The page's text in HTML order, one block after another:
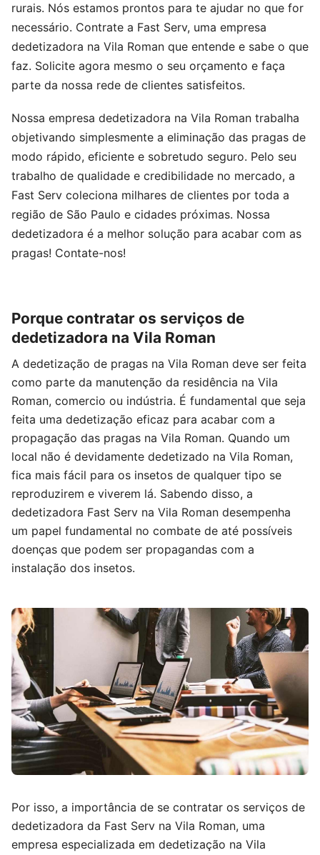
rurais. Nós estamos prontos para te ajudar no que for
necessário. Contrate a Fast Serv, uma empresa
dedetizadora na Vila Roman que entende e sabe o que
faz. Solicite agora mesmo o seu orçamento e faça
parte da nossa rede de clientes satisfeitos.
Nossa empresa dedetizadora na Vila Roman trabalha
objetivando simplesmente a eliminação das pragas de
modo rápido, eficiente e sobretudo seguro. Pelo seu
trabalho de qualidade e credibilidade no mercado, a
Fast Serv coleciona milhares de clientes por toda a
região de São Paulo e cidades próximas. Nossa
dedetizadora é a melhor solução para acabar com as
pragas! Contate-nos!
Porque contratar os serviços de
dedetizadora na Vila Roman
A dedetização de pragas na Vila Roman deve ser feita
como parte da manutenção da residência na Vila
Roman, comercio ou indústria. É fundamental que seja
feita uma dedetização eficaz para acabar com a
propagação das pragas na Vila Roman. Quando um
local não é devidamente dedetizado na Vila Roman,
fica mais fácil para os insetos de qualquer tipo se
reproduzirem e viverem lá. Sabendo disso, a
dedetizadora Fast Serv na Vila Roman desempenha
um papel fundamental no combate de até possíveis
doenças que podem ser propagandas com a
instalação dos insetos.
Por isso, a importância de se contratar os serviços de
dedetizadora da Fast Serv na Vila Roman, uma
empresa especializada em dedetização na Vila